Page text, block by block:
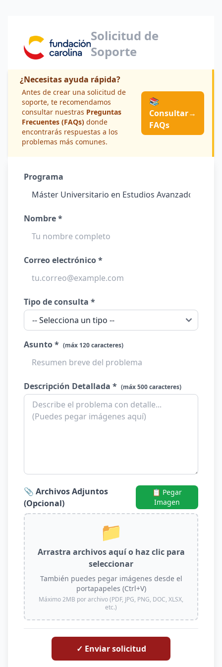
Solicitud de
Soporte
¿Necesitas ayuda rápida?
Antes de crear una solicitud de
soporte, te recomendamos
consultar nuestras Preguntas
Frecuentes (FAQs) donde
encontrarás respuestas a los
problemas más comunes.
📚
Consultar
FAQs
→
Programa
Nombre *
Correo electrónico *
Tipo de consulta *
Asunto * (máx 120 caracteres)
Descripción Detallada * (máx 500 caracteres)
📎 Archivos Adjuntos
(Opcional)
📋 Pegar
Imagen
📁
Arrastra archivos aquí o haz clic para
seleccionar
También puedes pegar imágenes desde el
portapapeles (Ctrl+V)
Máximo 2MB por archivo (PDF, JPG, PNG, DOC, XLSX,
etc.)
✓ Enviar solicitud